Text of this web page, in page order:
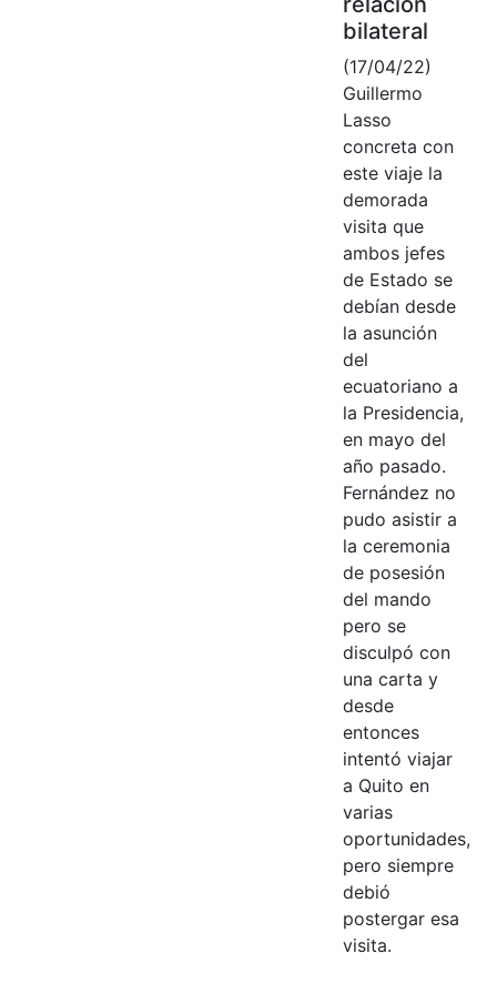
bilateral
(17/04/22)
Guillermo
Lasso
concreta con
este viaje la
demorada
visita que
ambos jefes
de Estado se
debían desde
la asunción
del
ecuatoriano a
la Presidencia,
en mayo del
año pasado.
Fernández no
pudo asistir a
la ceremonia
de posesión
del mando
pero se
disculpó con
una carta y
desde
entonces
intentó viajar
a Quito en
varias
oportunidades,
pero siempre
debió
postergar esa
visita.